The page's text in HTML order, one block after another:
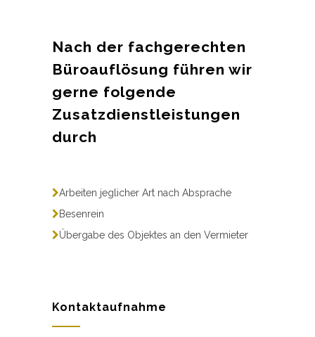
Nach der fachgerechten
Büroauflösung führen wir
gerne folgende
Zusatzdienstleistungen
durch
Arbeiten jeglicher Art nach Absprache
Besenrein
Übergabe des Objektes an den Vermieter
Kontaktaufnahme